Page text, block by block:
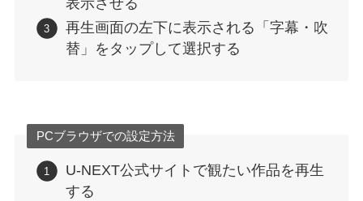
再生画面の左下に表示される「字幕・吹
替」をタップして選択する
PCブラウザでの設定方法
U-NEXT公式サイトで観たい作品を再生
する